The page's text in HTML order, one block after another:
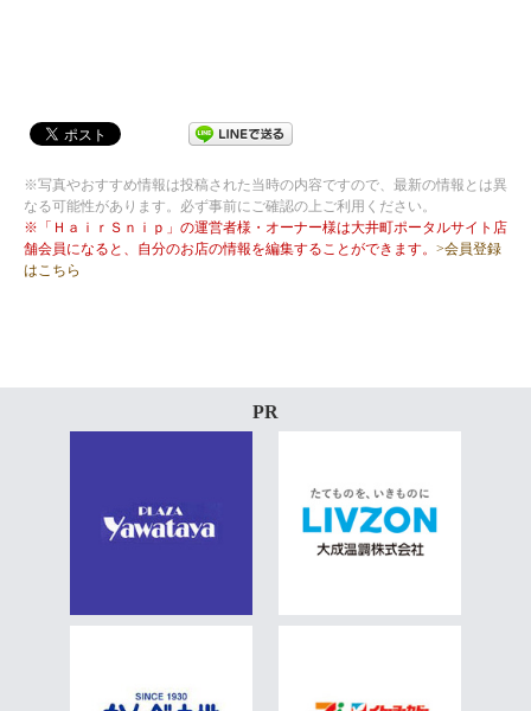
※写真やおすすめ情報は投稿された当時の内容ですので、最新の情報とは異
なる可能性があります。必ず事前にご確認の上ご利用ください。
※「ＨａｉｒＳｎｉｐ」の運営者様・オーナー様は大井町ポータルサイト店
舗会員になると、自分のお店の情報を編集することができます。 >会員登録
はこちら
PR